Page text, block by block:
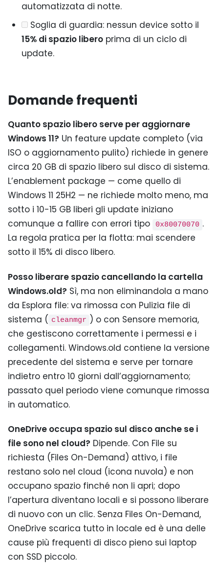
automatizzata di notte.
Soglia di guardia: nessun device sotto il
15% di spazio liberoprima di un ciclo di
update.
Domande frequenti
Quanto spazio libero serve per aggiornare
Windows 11? Un feature update completo (via
ISO o aggiornamento pulito) richiede in genere
circa 20 GB di spazio libero sul disco di sistema.
L’enablement package — come quello di
Windows 11 25H2 — ne richiede molto meno, ma
sotto i 10-15 GB liberi gli update iniziano
comunque a fallire con errori tipo
0x80070070 .
La regola pratica per la flotta: mai scendere
sotto il 15% di disco libero.
Posso liberare spazio cancellando la cartella
Windows.old? Sì, ma non eliminandola a mano
da Esplora file: va rimossa con Pulizia file di
sistema ( cleanmgr ) o con Sensore memoria,
che gestiscono correttamente i permessi e i
collegamenti. Windows.old contiene la versione
precedente del sistema e serve per tornare
indietro entro 10 giorni dall’aggiornamento;
passato quel periodo viene comunque rimossa
in automatico.
OneDrive occupa spazio sul disco anche se i
file sono nel cloud? Dipende. Con File su
richiesta (Files On-Demand) attivo, i file
restano solo nel cloud (icona nuvola) e non
occupano spazio finché non li apri; dopo
l’apertura diventano locali e si possono liberare
di nuovo con un clic. Senza Files On-Demand,
OneDrive scarica tutto in locale ed è una delle
cause più frequenti di disco pieno sui laptop
con SSD piccolo.